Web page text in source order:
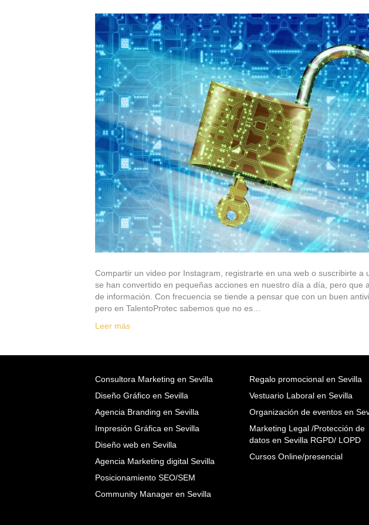
Compartir un video por Instagram, registrarte en una web o suscribirte a
se han convertido en pequeñas acciones en nuestro día a día, pero que
de información. Con frecuencia se tiende a pensar que con un buen
pero en TalentoProtec sabemos que no es…
Leer más
Consultora Marketing en Sevilla
Diseño Gráfico en Sevilla
Agencia Branding en Sevilla
Impresión Gráfica en Sevilla
Diseño web en Sevilla
Agencia Marketing digital Sevilla
Posicionamiento SEO/SEM
Community Manager en Sevilla
Regalo promocional en Sevilla
Vestuario Laboral en Sevilla
Organización de eventos en
Marketing Legal /Protección de
datos en Sevilla RGPD/ LOPD
Cursos Online/presencial